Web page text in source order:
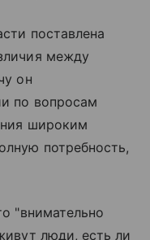
поставлена
между
он
по вопросам
широким
потребность,
"внимательно
люди, есть ли